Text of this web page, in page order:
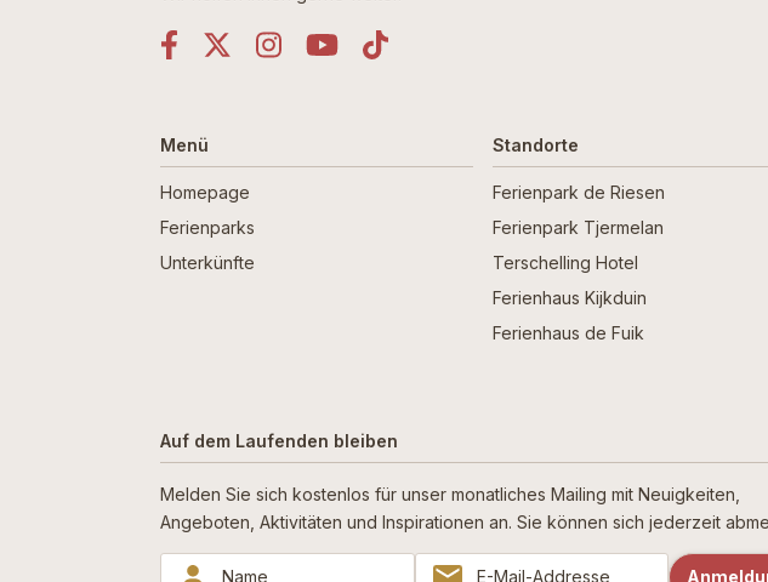
Menü
Homepage
Ferienparks
Unterkünfte
Standorte
Ferienpark de Riesen
Ferienpark Tjermelan
Terschelling Hotel
Ferienhaus Kijkduin
Ferienhaus de Fuik
Auf dem Laufenden bleiben
Melden Sie sich kostenlos für unser monatliches Mailing mit Neuigkeiten,
Angeboten, Aktivitäten und Inspirationen an. Sie können sich jederzeit